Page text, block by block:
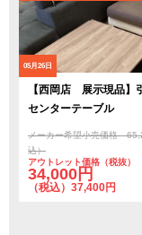
05月26日
【西岡店 展示現品】
センターテーブル
メーカー希望小売価格
込）
アウトレット価格（税抜）
34,000円
（税込）37,400円